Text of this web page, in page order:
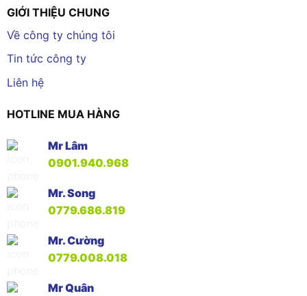
GIỚI THIỆU CHUNG
Về công ty chúng tôi
Tin tức công ty
Liên hệ
HOTLINE MUA HÀNG
Mr Lâm
0901.940.968
Mr. Song
0779.686.819
Mr. Cường
0779.008.018
Mr Quân